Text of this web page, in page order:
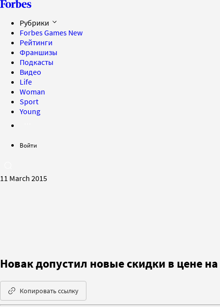
Рубрики
Forbes Games New
Рейтинги
Франшизы
Подкасты
Видео
Life
Woman
Sport
Young
Войти
11 March 2015
Новак допустил новые скидки в цене
Копировать ссылку